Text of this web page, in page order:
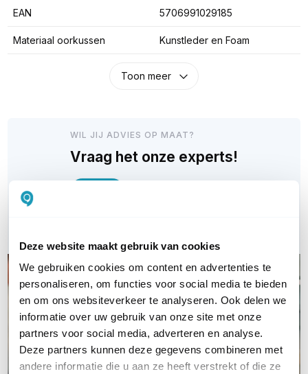
Deze website maakt gebruik van cookies
We gebruiken cookies om content en advertenties te
personaliseren, om functies voor social media te bieden
en om ons websiteverkeer te analyseren. Ook delen we
informatie over uw gebruik van onze site met onze
partners voor social media, adverteren en analyse.
Deze partners kunnen deze gegevens combineren met
andere informatie die u aan ze heeft verstrekt of die ze
EAN 5706991029185
Materiaal oorkussen Kunstleder en Foam
Toon meer
WIL JIJ ADVIES OP MAAT?
Vraag het onze experts!